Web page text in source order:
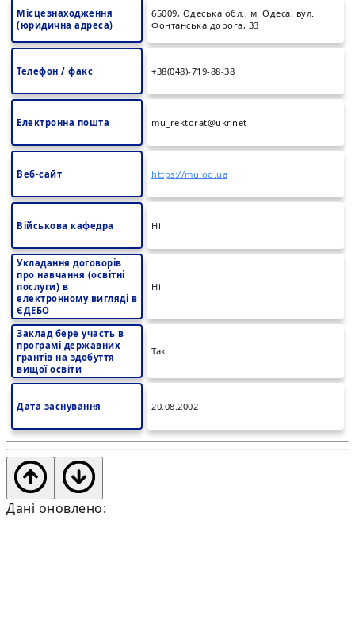
Місцезнаходження
(юридична адреса)
65009, Одеська обл., м. Одеса, вул.
Фонтанська дорога, 33
Телефон / факс +38(048)-719-88-38
Електронна пошта mu_rektorat@ukr.net
Веб-сайт https://mu.od.ua
Військова кафедра Ні
Укладання договорів
про навчання (освітні
послуги) в
електронному вигляді в
ЄДЕБО
Ні
Заклад бере участь в
програмі державних
грантів на здобуття
вищої освіти
Так
Дата заснування 20.08.2002
Дані оновлено: